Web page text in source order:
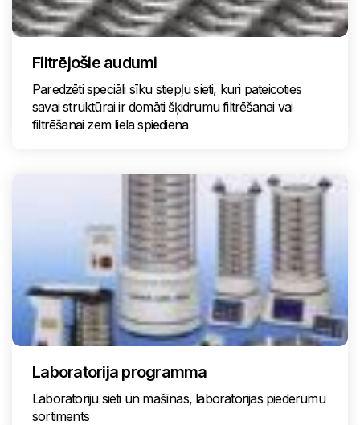
Filtrējošie audumi
Paredzēti speciāli sīku stiepļu sieti, kuri pateicoties
savai struktūrai ir domāti šķidrumu filtrēšanai vai
filtrēšanai zem liela spiediena
Laboratorija programma
Laboratoriju sieti un mašīnas, laboratorijas piederumu
sortiments